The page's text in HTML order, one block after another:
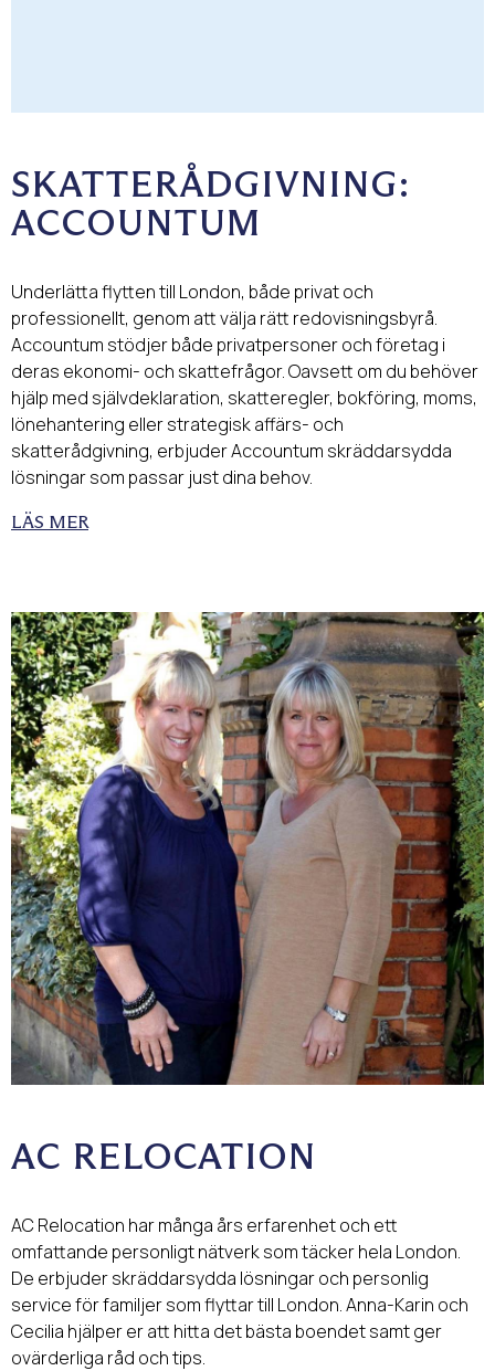
SKATTERÅDGIVNING:
ACCOUNTUM
Underlätta flytten till London, både privat och
professionellt, genom att välja rätt redovisningsbyrå.
Accountum stödjer både privatpersoner och företag i
deras ekonomi- och skattefrågor. Oavsett om du behöver
hjälp med självdeklaration, skatteregler, bokföring, moms,
lönehantering eller strategisk affärs- och
skatterådgivning, erbjuder Accountum skräddarsydda
lösningar som passar just dina behov.
LÄS MER
AC RELOCATION
AC Relocation har många års erfarenhet och ett
omfattande personligt nätverk som täcker hela London.
De erbjuder skräddarsydda lösningar och personlig
service för familjer som flyttar till London. Anna-Karin och
Cecilia hjälper er att hitta det bästa boendet samt ger
ovärderliga råd och tips.